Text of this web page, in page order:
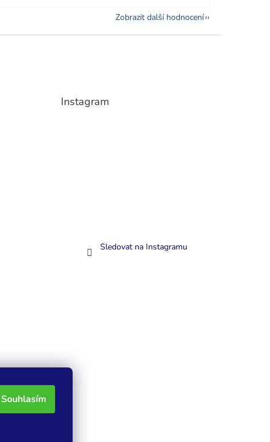
Souhlasím
Zobrazit další hodnocení
Instagram
Sledovat na Instagramu